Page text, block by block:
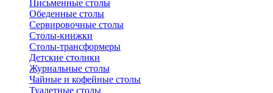
Письменные столы
Обеденные столы
Сервировочные столы
Столы-книжки
Столы-трансформеры
Детские столики
Журнальные столы
Чайные и кофейные столы
Туалетные столы